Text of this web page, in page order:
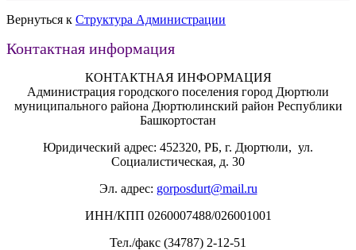
Вернуться к Структура Администрации
Контактная информация
КОНТАКТНАЯ ИНФОРМАЦИЯ
Администрация городского поселения город Дюртюли
муниципального района Дюртюлинский район Республики
Башкортостан
Юридический адрес: 452320, РБ, г. Дюртюли, ул.
Социалистическая, д. 30
Эл. адрес: gorposdurt@mail.ru
ИНН/КПП 0260007488/026001001
Тел./факс (34787) 2-12-51